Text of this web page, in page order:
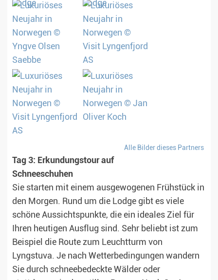
Alle Bilder dieses Partners
Tag 3: Erkundungstour auf
Schneeschuhen
Sie starten mit einem ausgewogenen Frühstück in
den Morgen. Rund um die Lodge gibt es viele
schöne Aussichtspunkte, die ein ideales Ziel für
Ihren heutigen Ausflug sind. Sehr beliebt ist zum
Beispiel die Route zum Leuchtturm von
Lyngstuva. Je nach Wetterbedingungen wandern
Sie durch schneebedeckte Wälder oder